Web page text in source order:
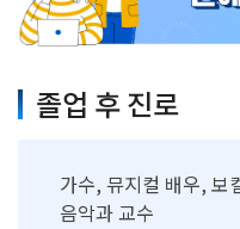
졸업 후 진로
가수, 뮤지컬 배우, 보
음악과 교수